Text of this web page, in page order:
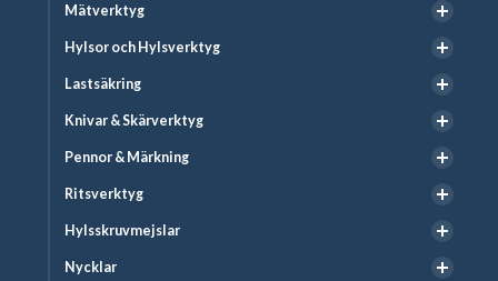
Mätverktyg
Hylsor och Hylsverktyg
Lastsäkring
Knivar & Skärverktyg
Pennor & Märkning
Ritsverktyg
Hylsskruvmejslar
Nycklar